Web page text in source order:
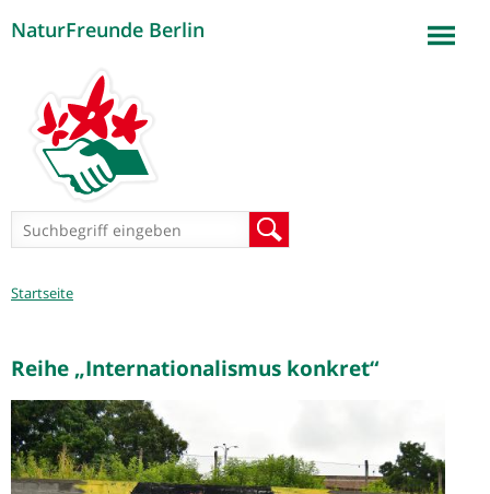
NaturFreunde Berlin
Suchformular
Sie
Startseite
Reihe „Internationalismus konkret“